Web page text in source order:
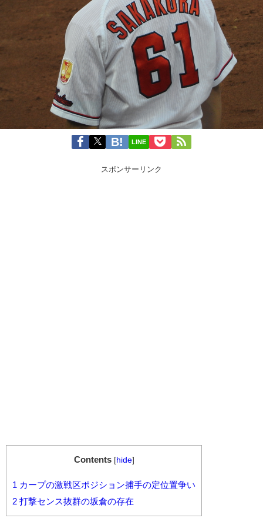
LINE
スポンサーリンク
Contents [hide]
1 カープの激戦区ポジション捕手の定位置争い
2 打撃センス抜群の坂倉の存在